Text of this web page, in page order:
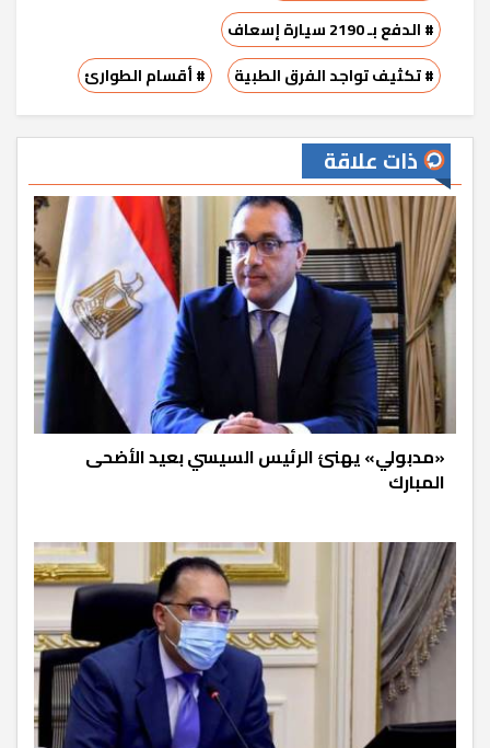
# الدفع بـ 2190 سيارة إسعاف
# تكثيف تواجد الفرق الطبية
# أقسام الطوارئ
ذات علاقة
«مدبولي» يهنئ الرئيس السيسي بعيد الأضحى
المبارك